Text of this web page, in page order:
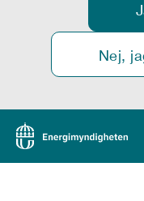
Nej,